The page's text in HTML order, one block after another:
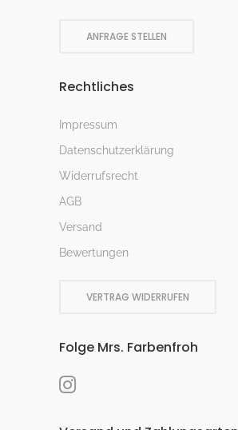
ANFRAGE STELLEN
Rechtliches
Impressum
Datenschutzerklärung
Widerrufsrecht
AGB
Versand
Bewertungen
VERTRAG WIDERRUFEN
Folge Mrs. Farbenfroh